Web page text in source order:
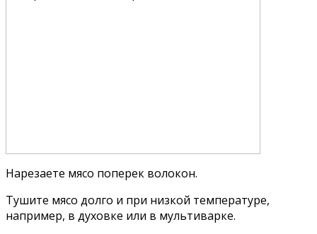
Нарезаете мясо поперек волокон.
Тушите мясо долго и при низкой температуре,
например, в духовке или в мультиварке.